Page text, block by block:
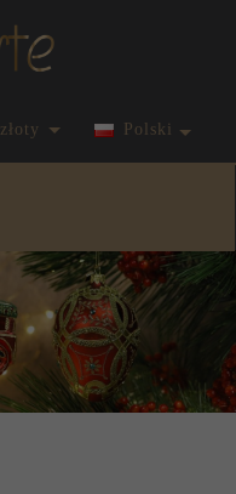
currency_hPolski